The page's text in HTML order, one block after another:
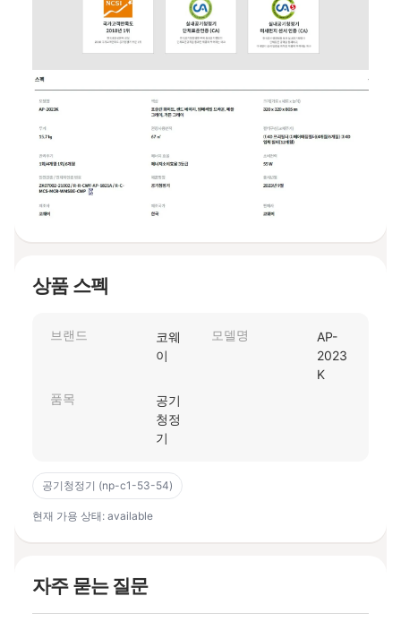
상품 스펙
브랜드
코웨
이
모델명
AP-
2023
K
품목
공기
청정
기
공기청정기 (np-c1-53-54)
현재 가용 상태: available
자주 묻는 질문